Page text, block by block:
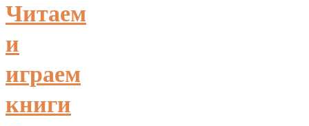
Читаем
и
играем
книги